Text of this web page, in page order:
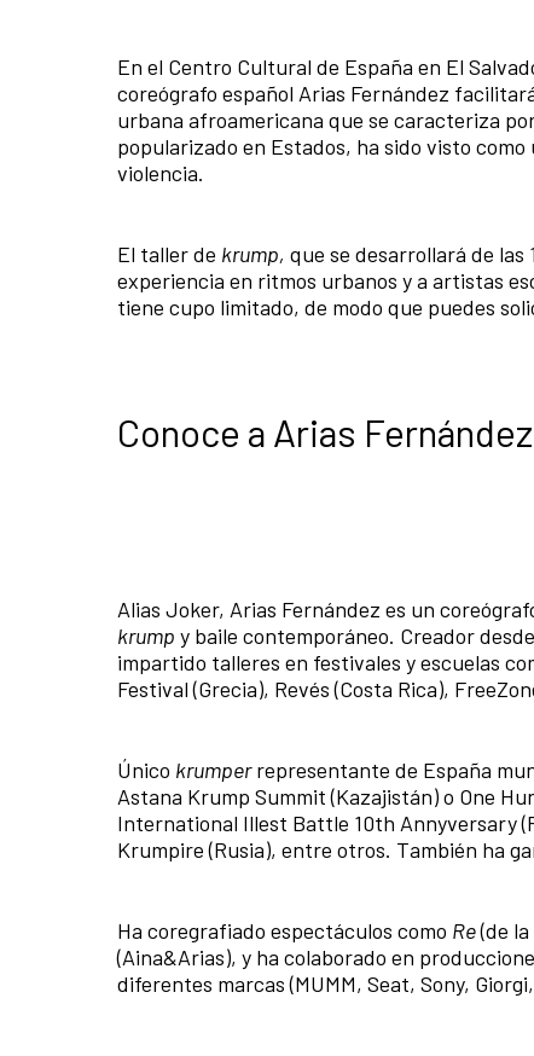
En el Centro Cultural de España en El
coreógrafo español Arias Fernández
urbana afroamericana que se caracteriza
popularizado en Estados, ha sido visto
violencia.
El taller de krump, que se desarrollará de las
experiencia en ritmos urbanos y a artistas
tiene cupo limitado, de modo que puedes
Conoce a Arias Fernández
Alias Joker, Arias Fernández es un
krump y baile contemporáneo. Creador
impartido talleres en festivales y escuelas
Festival (Grecia), Revés (Costa Rica),
Único krumperrepresentante de España
Astana Krump Summit (Kazajistán) o One
International Illest Battle 10th Annyversary
Krumpire (Rusia), entre otros. También ha
Ha coregrafiado espectáculos como Re(de
(Aina&Arias), y ha colaborado en
diferentes marcas (MUMM, Seat, Sony,